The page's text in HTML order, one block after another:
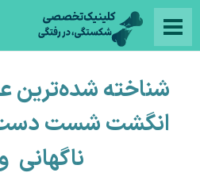
شناخته‌ شده‌ترین
انگشت شست
ناگهانی